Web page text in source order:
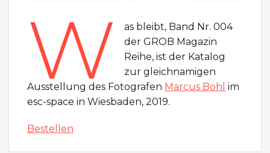
W
as bleibt, Band Nr. 004
der GROB Magazin
Reihe, ist der Katalog
zur gleichnamigen
Ausstellung des Fotografen Marcus Bohl im
esc-space in Wiesbaden, 2019.
Bestellen